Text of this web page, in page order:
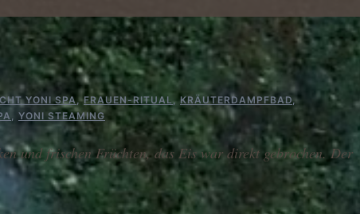
YONI SPA,FRAUEN-RITUAL,KRÄUTERDAMPFBAD,
, YONI STEAMING
und frischen Früchten, das Eis war direkt gebrochen. Der